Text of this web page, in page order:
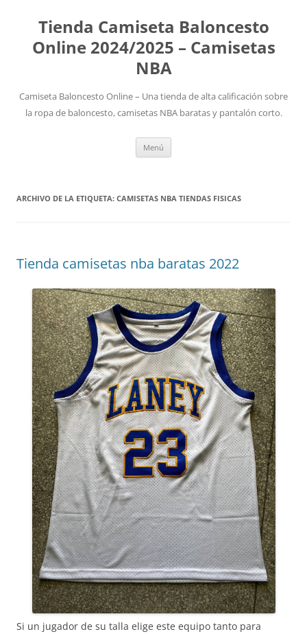
Tienda Camiseta Baloncesto
Online 2024/2025 – Camisetas
NBA
Camiseta Baloncesto Online – Una tienda de alta calificación sobre
la ropa de baloncesto, camisetas NBA baratas y pantalón corto.
Menú
ARCHIVO DE LA ETIQUETA: CAMISETAS NBA TIENDAS FISICAS
Tienda camisetas nba baratas 2022
Si un jugador de su talla elige este equipo tanto para